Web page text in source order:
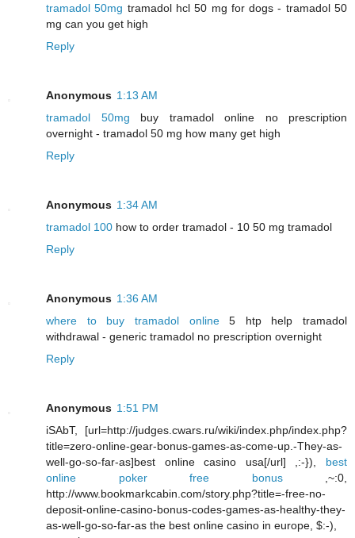
tramadol 50mg tramadol hcl 50 mg for dogs - tramadol 50
mg can you get high
Reply
Anonymous 1:13 AM
tramadol 50mg buy tramadol online no prescription
overnight - tramadol 50 mg how many get high
Reply
Anonymous 1:34 AM
tramadol 100 how to order tramadol - 10 50 mg tramadol
Reply
Anonymous 1:36 AM
where to buy tramadol online5 htp help tramadol
withdrawal - generic tramadol no prescription overnight
Reply
Anonymous 1:51 PM
iSAbT, [url=http://judges.cwars.ru/wiki/index.php/index.php?
title=zero-online-gear-bonus-games-as-come-up.-They-as-
well-go-so-far-as]best online casino usa[/url] ,:-}), best
online poker free bonus,~:0,
http://www.bookmarkcabin.com/story.php?title=-free-no-
deposit-online-casino-bonus-codes-games-as-healthy-they-
as-well-go-so-far-as the best online casino in europe, $:-),